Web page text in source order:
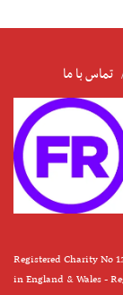
تماس با ما
Registered Charity No
in England & Wales -